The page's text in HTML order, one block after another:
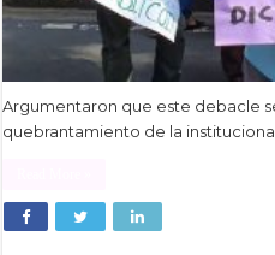
Argumentaron que este debacle
quebrantamiento de la